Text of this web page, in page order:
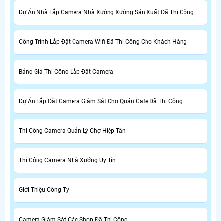
Dự Án Nhà Lắp Camera Nhà Xưởng Xưởng Sản Xuất Đã Thi Công
Công Trình Lắp Đặt Camera Wifi Đã Thi Công Cho Khách Hàng
Bảng Giá Thi Công Lắp Đặt Camera
Dự Án Lắp Đặt Camera Giám Sát Cho Quán Cafe Đã Thi Công
Thi Công Camera Quản Lý Chợ Hiệp Tân
Thi Công Camera Nhà Xưởng Uy Tín
Giới Thiệu Công Ty